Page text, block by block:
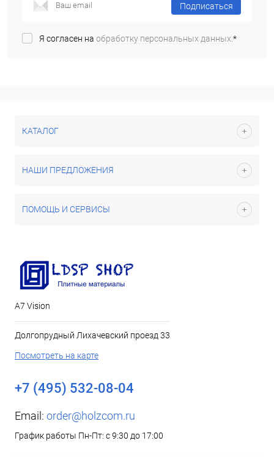
Подписаться
Я согласен на обработку персональных данных.*
КАТАЛОГ
НАШИ ПРЕДЛОЖЕНИЯ
ПОМОЩЬ И СЕРВИСЫ
А7 Vision
Долгопрудный Лихачевский проезд 33
Посмотреть на карте
+7 (495) 532-08-04
Email: order@holzcom.ru
График работы Пн-Пт: с 9:30 до 17:00